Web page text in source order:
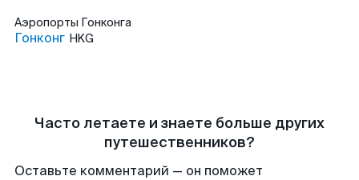
Аэропорты Гонконга
Гонконг HKG
Часто летаете и знаете больше других
путешественников?
Оставьте комментарий — он поможет